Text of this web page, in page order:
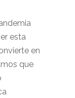
esta
en
que